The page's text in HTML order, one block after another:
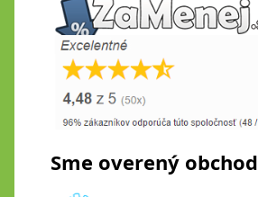
Sme overený obchod